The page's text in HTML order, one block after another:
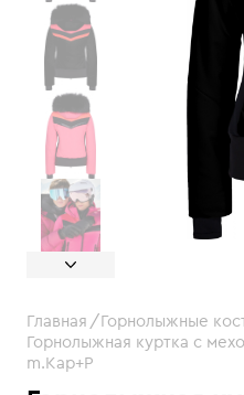
Главная Горнолыжные
Горнолыжная куртка с
m.Kap+P